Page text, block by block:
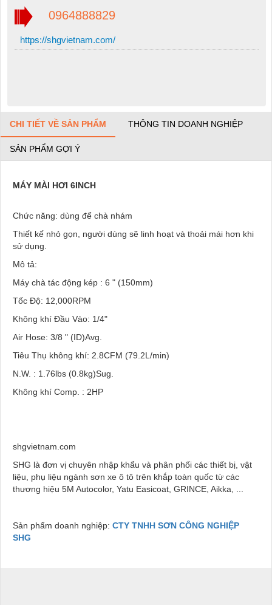
0964888829
https://shgvietnam.com/
CHI TIẾT VỀ SẢN PHẨM THÔNG TIN DOANH NGHIỆP
SẢN PHẨM GỢI Ý
MÁY MÀI HƠI 6INCH
Chức năng: dùng để chà nhám
Thiết kế nhỏ gọn, người dùng sẽ linh hoạt và thoải mái hơn khi
sử dụng.
Mô tả:
Máy chà tác động kép : 6 " (150mm)
Tốc Độ: 12,000RPM
Không khí Đầu Vào: 1/4"
Air Hose: 3/8 " (ID)Avg.
Tiêu Thụ không khí: 2.8CFM (79.2L/min)
N.W. : 1.76lbs (0.8kg)Sug.
Không khí Comp. : 2HP
shgvietnam.com
SHG là đơn vị chuyên nhập khẩu và phân phối các thiết bị, vật
liệu, phụ liệu ngành sơn xe ô tô trên khắp toàn quốc từ các
thương hiệu 5M Autocolor, Yatu Easicoat, GRINCE, Aikka, ...
Sản phẩm doanh nghiệp: CTY TNHH SƠN CÔNG NGHIỆP
SHG